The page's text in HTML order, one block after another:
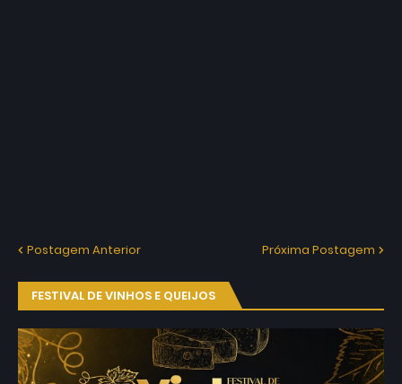
Postagem Anterior Próxima Postagem
FESTIVAL DE VINHOS E QUEIJOS